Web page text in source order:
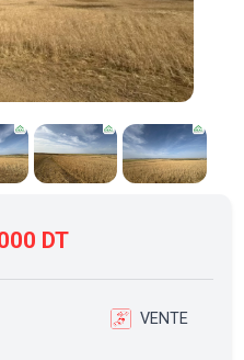
DT
VENTE